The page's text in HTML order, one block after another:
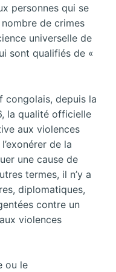
personnes qui se
de crimes
universelle de
sont qualifiés de «
congolais, depuis la
la qualité officielle
aux violences
de la
une cause de
termes, il n’y a
diplomatiques,
contre un
violences
ou le